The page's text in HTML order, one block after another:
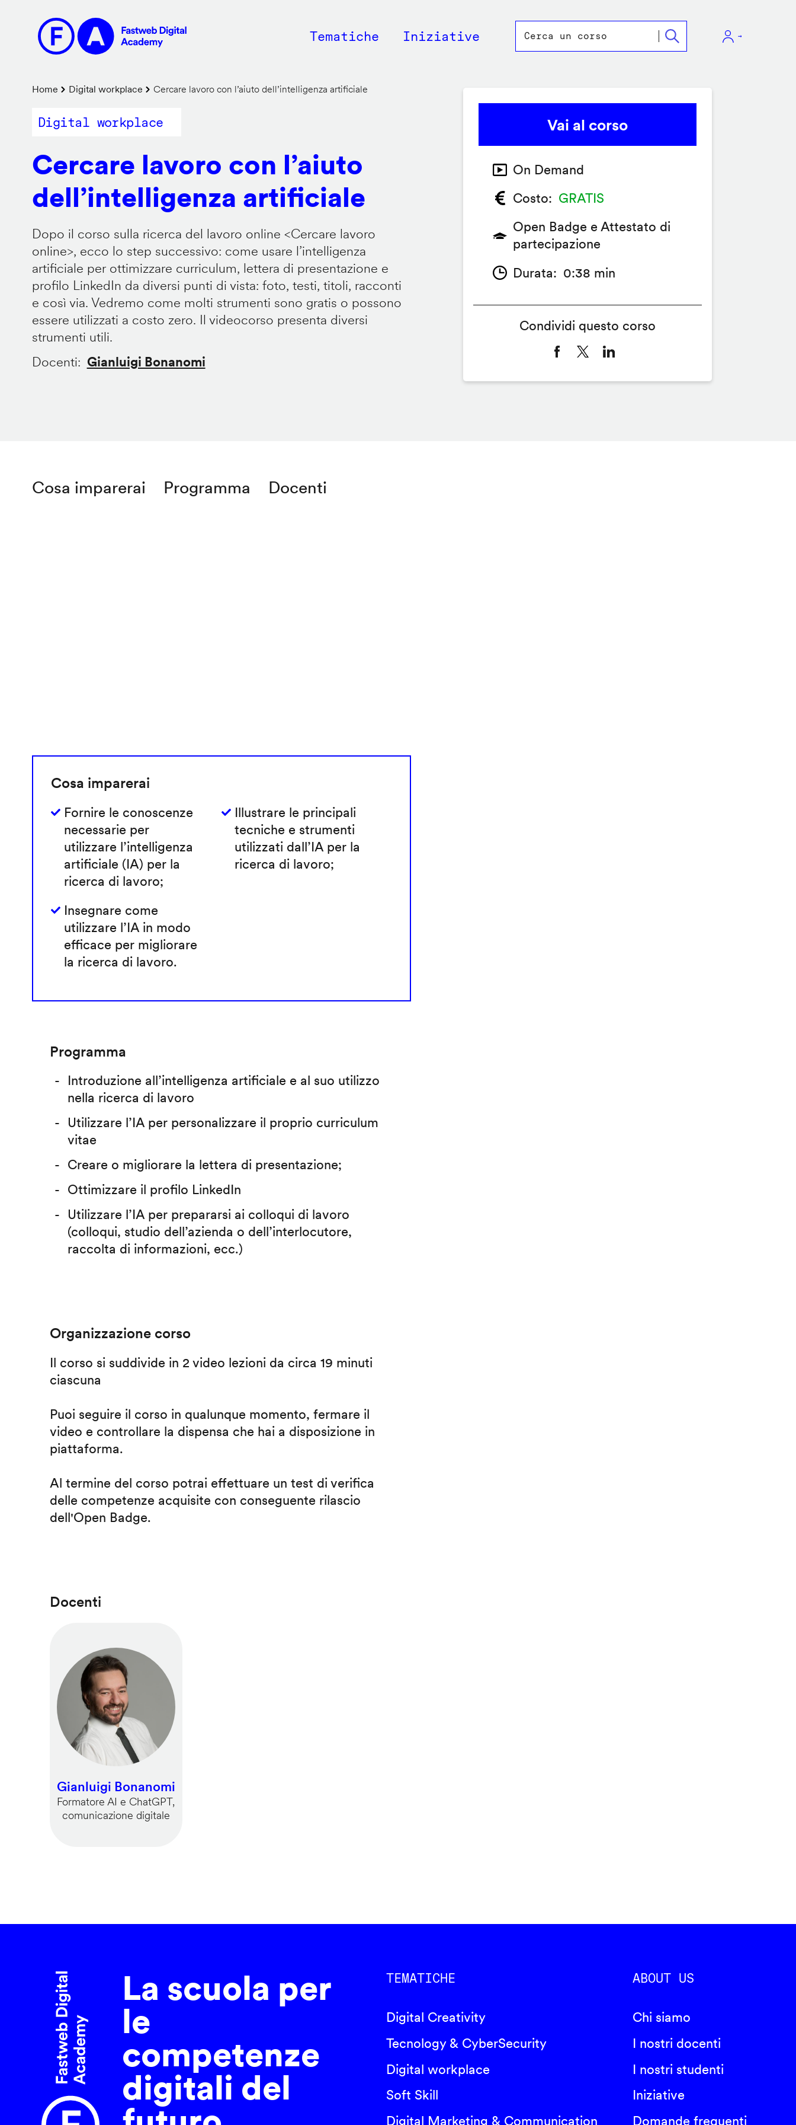
contenuto
principale
Main
Tematiche Iniziative
Briciole
di
Home Digital workplace Cercare lavoro con l’aiuto dell’intelligenza artificiale
Digital workplace
Cercare lavoro con l’aiuto
dell’intelligenza artificiale
Dopo il corso sulla ricerca del lavoro online <Cercare lavoro
online>, ecco lo step successivo: come usare l’intelligenza
artificiale per ottimizzare curriculum, lettera di presentazione e
profilo LinkedIn da diversi punti di vista: foto, testi, titoli, racconti
e così via. Vedremo come molti strumenti sono gratis o possono
essere utilizzati a costo zero. Il videocorso presenta diversi
strumenti utili.
Docenti
Gianluigi Bonanomi
Cosa imparerai Programma Docenti
Cosa imparerai
Fornire le conoscenze
necessarie per
utilizzare l’intelligenza
artificiale (IA) per la
ricerca di lavoro;
Illustrare le principali
tecniche e strumenti
utilizzati dall’IA per la
ricerca di lavoro;
Insegnare come
utilizzare l’IA in modo
efficace per migliorare
la ricerca di lavoro.
Programma
Introduzione all’intelligenza artificiale e al suo utilizzo
nella ricerca di lavoro
Utilizzare l’IA per personalizzare il proprio curriculum
vitae
Creare o migliorare la lettera di presentazione;
Ottimizzare il profilo LinkedIn
Utilizzare l’IA per prepararsi ai colloqui di lavoro
(colloqui, studio dell’azienda o dell’interlocutore,
raccolta di informazioni, ecc.)
Organizzazione corso
Il corso si suddivide in 2 video lezioni da circa 19 minuti
ciascuna
Puoi seguire il corso in qualunque momento, fermare il
video e controllare la dispensa che hai a disposizione in
piattaforma.
Al termine del corso potrai effettuare un test di verifica
delle competenze acquisite con conseguente rilascio
dell'Open Badge.
Docenti
Gianluigi Bonanomi
Formatore AI e ChatGPT,
comunicazione digitale
Vai al corso
On Demand
Costo
GRATIS
Open Badge e Attestato di
partecipazione
Durata
0:38 min
Condividi questo corso
La scuola per
le
competenze
digitali del
TEMATICHE
Digital Creativity
Tecnology & CyberSecurity
Digital workplace
Soft Skill
Digital Marketing & Communication
ABOUT US
Chi siamo
I nostri docenti
I nostri studenti
Iniziative
Domande frequenti